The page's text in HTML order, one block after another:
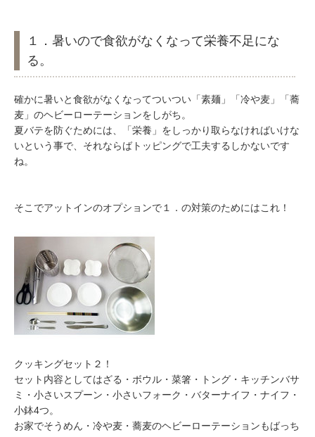
１．暑いので食欲がなくなって栄養不足にな
る。
確かに暑いと食欲がなくなってついつい「素麺」「冷や麦」「蕎
麦」のヘビーローテーションをしがち。
夏バテを防ぐためには、「栄養」をしっかり取らなければいけな
いという事で、それならばトッピングで工夫するしかないです
ね。
そこでアットインのオプションで１．の対策のためにはこれ！
クッキングセット２！
セット内容としてはざる・ボウル・菜箸・トング・キッチンバサ
ミ・小さいスプーン・小さいフォーク・バターナイフ・ナイフ・
小鉢4つ。
お家でそうめん・冷や麦・蕎麦のヘビーローテーションもばっち